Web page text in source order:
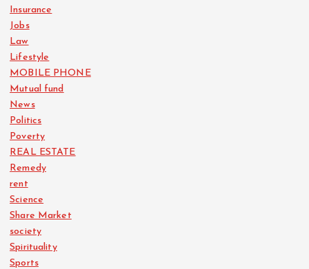
Insurance
Jobs
Law
Lifestyle
MOBILE PHONE
Mutual fund
News
Politics
Poverty
REAL ESTATE
Remedy
rent
Science
Share Market
society
Spirituality
Sports